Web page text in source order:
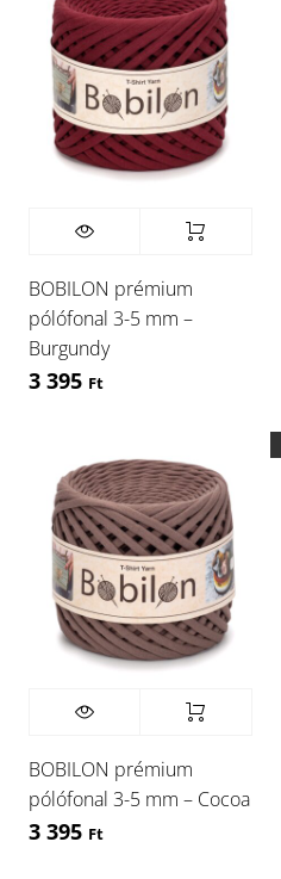
BOBILON prémium
pólófonal 3-5 mm –
Burgundy
3 395 Ft
BOBILON prémium
pólófonal 3-5 mm – Cocoa
3 395 Ft